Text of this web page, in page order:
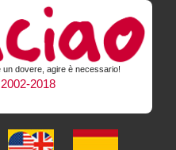
un dovere, agire è necessario!
2018